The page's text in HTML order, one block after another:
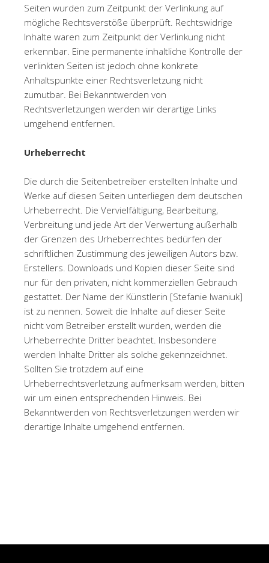
Seiten wurden zum Zeitpunkt der Verlinkung auf
mögliche Rechtsverstöße überprüft. Rechtswidrige
Inhalte waren zum Zeitpunkt der Verlinkung nicht
erkennbar. Eine permanente inhaltliche Kontrolle der
verlinkten Seiten ist jedoch ohne konkrete
Anhaltspunkte einer Rechtsverletzung nicht
zumutbar. Bei Bekanntwerden von
Rechtsverletzungen werden wir derartige Links
umgehend entfernen.
Urheberrecht
Die durch die Seitenbetreiber erstellten Inhalte und
Werke auf diesen Seiten unterliegen dem deutschen
Urheberrecht. Die Vervielfältigung, Bearbeitung,
Verbreitung und jede Art der Verwertung außerhalb
der Grenzen des Urheberrechtes bedürfen der
schriftlichen Zustimmung des jeweiligen Autors bzw.
Erstellers. Downloads und Kopien dieser Seite sind
nur für den privaten, nicht kommerziellen Gebrauch
gestattet. Der Name der Künstlerin [Stefanie Iwaniuk]
ist zu nennen. Soweit die Inhalte auf dieser Seite
nicht vom Betreiber erstellt wurden, werden die
Urheberrechte Dritter beachtet. Insbesondere
werden Inhalte Dritter als solche gekennzeichnet.
Sollten Sie trotzdem auf eine
Urheberrechtsverletzung aufmerksam werden, bitten
wir um einen entsprechenden Hinweis. Bei
Bekanntwerden von Rechtsverletzungen werden wir
derartige Inhalte umgehend entfernen.